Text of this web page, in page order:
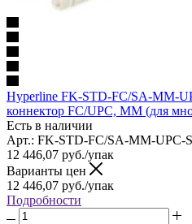
Hyperline FK-STD-FC/SA-MM-
коннектор FC/UPC, MM (для
Есть в наличии
Арт.: FK-STD-FC/SA-MM-UPC-
12 446,07 руб./упак
Варианты цен
12 446,07 руб./упак
Подробности